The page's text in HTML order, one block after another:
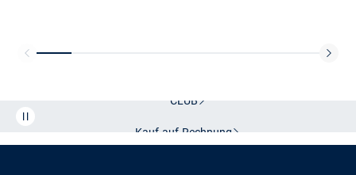
CLUB
Kauf auf Rechnung